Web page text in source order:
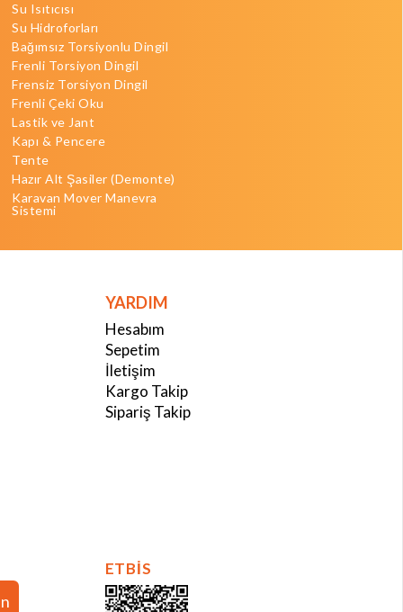
Su Isıtıcısı
Su Hidroforları
Bağımsız Torsiyonlu Dingil
Frenli Torsiyon Dingil
Frensiz Torsiyon Dingil
Frenli Çeki Oku
Lastik ve Jant
Kapı & Pencere
Tente
Hazır Alt Şasiler (Demonte)
Karavan Mover Manevra
Sistemi
YARDIM
Hesabım
Sepetim
İletişim
Kargo Takip
Sipariş Takip
ETBİS